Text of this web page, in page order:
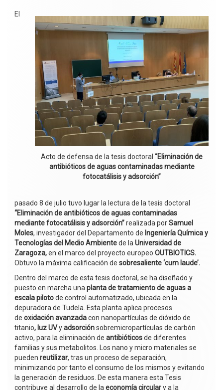
Acto de defensa de la tesis doctoral “Eliminación de
antibióticos de aguas contaminadas mediante
fotocatálisis y adsorción”
El
pasado 8 de julio tuvo lugar la lectura de la tesis doctoral
“Eliminación de antibióticos de aguas contaminadas
mediante fotocatálisis y adsorción”realizada porSamuel
Moles, investigador del Departamento de Ingeniería Química y
Tecnologías del Medio Ambientede la Universidad de
Zaragoza,en el marco del proyecto europeo OUTBIOTICS.
Obtuvo la máxima calificación de sobresaliente ‘cum laude’.
Dentro del marco de esta tesis doctoral, se ha diseñado y
puesto en marcha una planta de tratamiento de aguas a
escala pilotode control automatizado, ubicada en la
depuradora de Tudela. Esta planta aplica procesos
de oxidación avanzadacon nanopartículas de dióxido de
titanio, luz UVyadsorciónsobremicropartículas de carbón
activo, para la eliminación de antibióticosde diferentes
familias y sus metabolitos. Los nano y micro materiales se
pueden reutilizar, tras un proceso de separación,
minimizando por tanto el consumo de los mismos y evitando
la generación de residuos. De esta manera esta Tesis
contribuye al desarrollo de la economía circulary a la